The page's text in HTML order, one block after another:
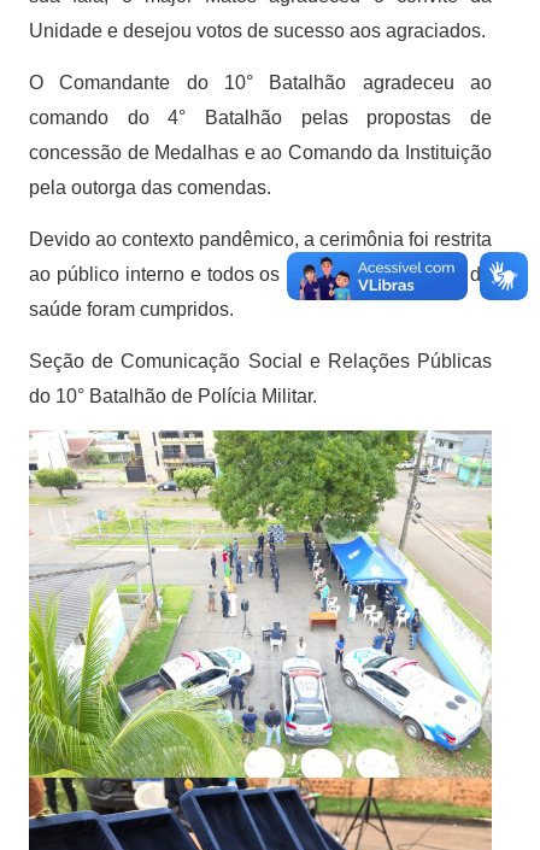
Unidade e desejou votos de sucesso aos agraciados.
O Comandante do 10° Batalhão agradeceu ao
comando do 4° Batalhão pelas propostas de
concessão de Medalhas e ao Comando da Instituição
pela outorga das comendas.
Devido ao contexto pandêmico, a cerimônia foi restrita
ao público interno e todos os protocolos sanitários de
saúde foram cumpridos.
Seção de Comunicação Social e Relações Públicas
do 10° Batalhão de Polícia Militar.